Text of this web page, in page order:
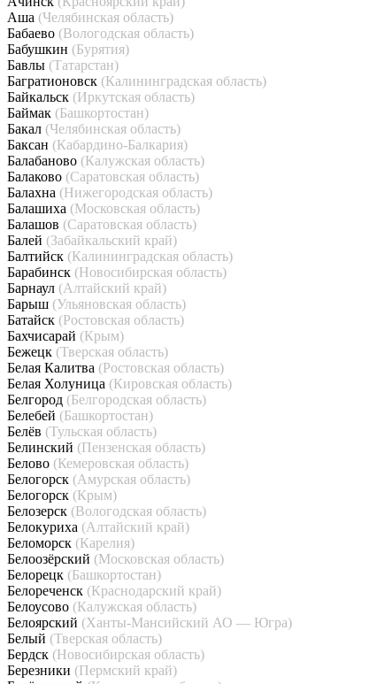
Аша (Челябинская область)
Бабаево (Вологодская область)
Бабушкин (Бурятия)
Бавлы (Татарстан)
Багратионовск (Калининградская область)
Байкальск (Иркутская область)
Баймак (Башкортостан)
Бакал (Челябинская область)
Баксан (Кабардино-Балкария)
Балабаново (Калужская область)
Балаково (Саратовская область)
Балахна (Нижегородская область)
Балашиха (Московская область)
Балашов (Саратовская область)
Балей (Забайкальский край)
Балтийск (Калининградская область)
Барабинск (Новосибирская область)
Барнаул (Алтайский край)
Барыш (Ульяновская область)
Батайск (Ростовская область)
Бахчисарай (Крым)
Бежецк (Тверская область)
Белая Калитва (Ростовская область)
Белая Холуница (Кировская область)
Белгород (Белгородская область)
Белебей (Башкортостан)
Белёв (Тульская область)
Белинский (Пензенская область)
Белово (Кемеровская область)
Белогорск (Амурская область)
Белогорск (Крым)
Белозерск (Вологодская область)
Белокуриха (Алтайский край)
Беломорск (Карелия)
Белоозёрский (Московская область)
Белорецк (Башкортостан)
Белореченск (Краснодарский край)
Белоусово (Калужская область)
Белоярский (Ханты-Мансийский АО — Югра)
Белый (Тверская область)
Бердск (Новосибирская область)
Березники (Пермский край)